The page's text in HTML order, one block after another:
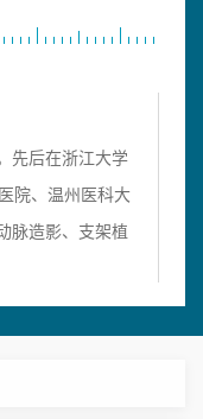
先后在浙江大学
院、温州医科大
脉造影、支架植
等。